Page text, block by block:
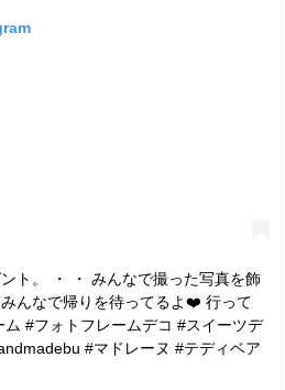
ト。 ・ ・ みんなで撮った写真を飾
んなで帰りを待ってるよ❤️ 行って
#フォトフレームデコ #スイーツデ
#マドレーヌ #テディベア